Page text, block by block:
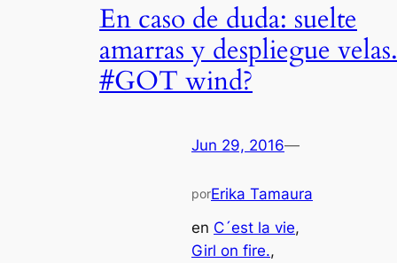
En caso de duda: suelte
amarras y despliegue velas.
#GOT wind?
Jun 29, 2016—
porErika Tamaura
en C´est la vie
Girl on fire.